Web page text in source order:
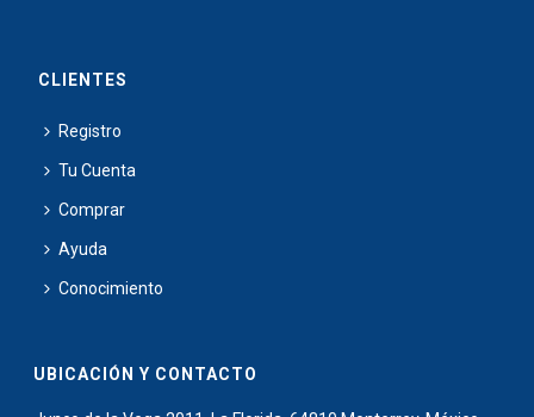
CLIENTES
Registro
Tu Cuenta
Comprar
Ayuda
Conocimiento
UBICACIÓN Y CONTACTO